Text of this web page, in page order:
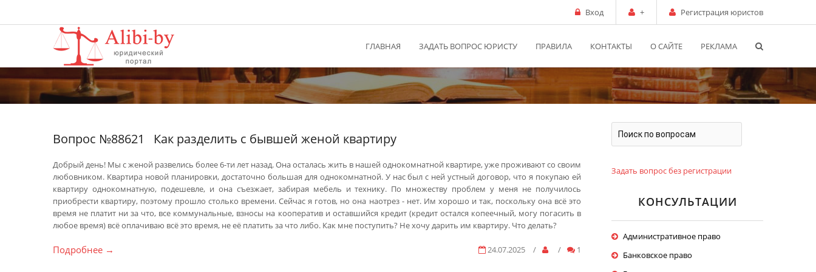
Вход + Регистрация юристов
ГЛАВНАЯ ЗАДАТЬ ВОПРОС ЮРИСТУ ПРАВИЛА КОНТАКТЫ О САЙТЕ РЕКЛАМА
Вопрос №88621 Как разделить с бывшей женой квартиру
Добрый день! Мы с женой развелись более 6-ти лет назад. Она осталась жить в нашей однокомнатной квартире, уже проживают со своим
любовником. Квартира новой планировки, достаточно большая для однокомнатной. У нас был с ней устный договор, что я покупаю ей
квартиру однокомнатную, подешевле, и она съезжает, забирая мебель и технику. По множеству проблем у меня не получилось
приобрести квартиру, поэтому прошло столько времени. Сейчас я готов, но она наотрез - нет. Им хорошо и так, поскольку она всё это
время не платит ни за что, все коммунальные, взносы на кооператив и оставшийся кредит (кредит остался копеечный, могу погасить в
любое время) всё оплачиваю всё это время, не её платить за что либо. Как мне поступить? Не хочу дарить им квартиру. Что делать?
24.07.2025 / / 1
Подробнее →
Задать вопрос без регистрации
КОНСУЛЬТАЦИИ
Административное право
Банковское право